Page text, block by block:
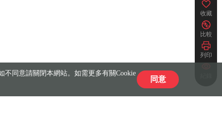
收藏
比較
列印
同意請關閉本網站。如需更多有關Cookie
同意